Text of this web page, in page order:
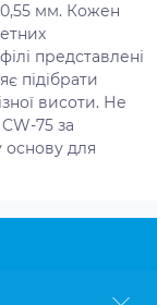
мм. Кожен
представлені
підібрати
висоти. Не
75 за
основу для